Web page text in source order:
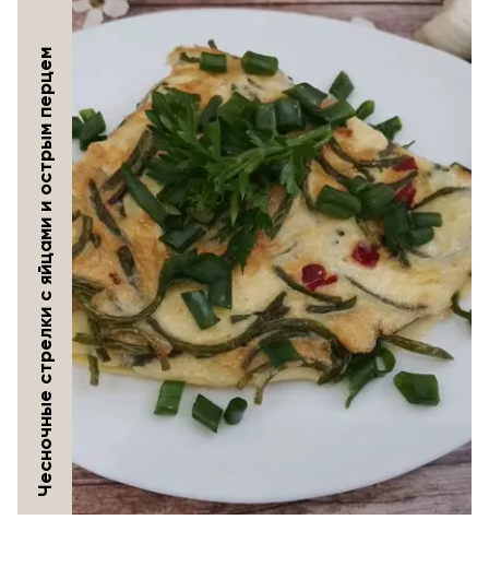
Чесночные стрелки с яйцами и острым перцем